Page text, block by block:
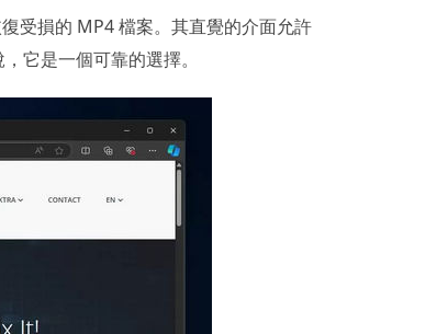
受損的 MP4 檔案。其直覺的介面允許
它是一個可靠的選擇。